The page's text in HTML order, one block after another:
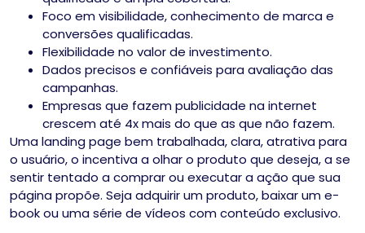
Foco em visibilidade, conhecimento de marca e
conversões qualificadas.
Flexibilidade no valor de investimento.
Dados precisos e confiáveis para avaliação das
campanhas.
Empresas que fazem publicidade na internet
crescem até 4x mais do que as que não fazem.
Uma landing page bem trabalhada, clara, atrativa para
o usuário, o incentiva a olhar o produto que deseja, a se
sentir tentado a comprar ou executar a ação que sua
página propõe. Seja adquirir um produto, baixar um e-
book ou uma série de vídeos com conteúdo exclusivo.